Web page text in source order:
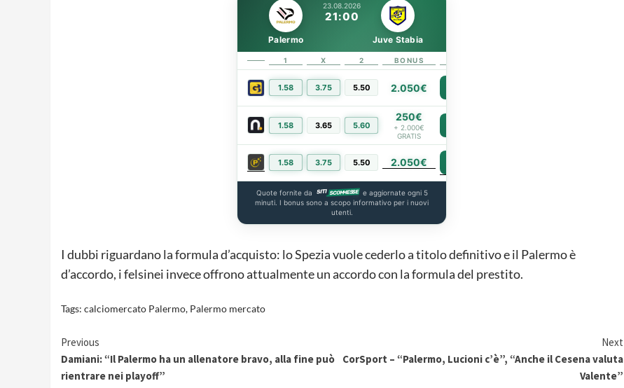
23.08.2026
21:00
Palermo Juve Stabia
1 X 2 BONUS
1.58 3.75 5.50 2.050€
1.58 3.65 5.60
250€
+ 2.000€
GRATIS
1.58 3.75 5.50 2.050€
Quote fornite da
e aggiornate ogni 5
minuti. I bonus sono a scopo informativo per i nuovi
utenti.
I dubbi riguardano la formula d’acquisto: lo Spezia vuole cederlo a titolo definitivo e il Palermo è
d’accordo, i felsinei invece offrono attualmente un accordo con la formula del prestito.
Tags: calciomercato Palermo, Palermo mercato
Continue
Reading
Previous
Damiani: “Il Palermo ha un allenatore bravo, alla fine può
rientrare nei playoff”
Next
CorSport – “Palermo, Lucioni c’è”, “Anche il Cesena valuta
Valente”